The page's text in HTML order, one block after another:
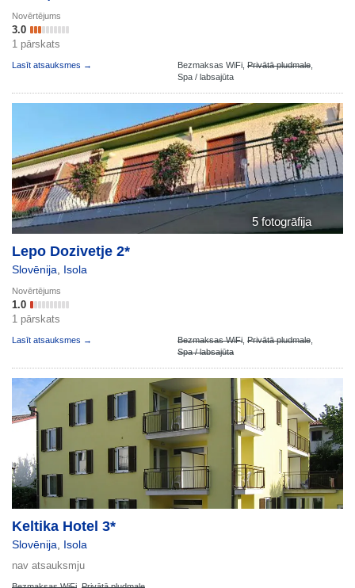
Novērtējums
3.0
1 pārskats
Lasīt atsauksmes → Bezmaksas WiFi, Privātā pludmale
Spa / labsajūta
5 fotogrāfija
Lepo Dozivetje 2*
Slovēnija Isola
Novērtējums
1.0
1 pārskats
Lasīt atsauksmes → Bezmaksas WiFi Privātā pludmale
Spa / labsajūta
Keltika Hotel 3*
Slovēnija Isola
nav atsauksmju